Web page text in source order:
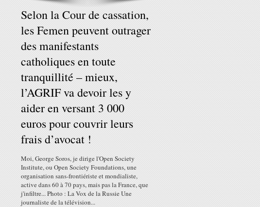
Selon la Cour de cassation,
les Femen peuvent outrager
des manifestants
catholiques en toute
tranquillité – mieux,
l’AGRIF va devoir les y
aider en versant 3 000
euros pour couvrir leurs
frais d’avocat !
Moi, George Soros, je dirige l'Open Society
Institute, ou Open Society Foundations, une
organisation sans-frontiériste et mondialiste,
active dans 60 à 70 pays, mais pas la France, que
j'infiltre... Photo : La Vox de la Russie Une
journaliste de la télévision...